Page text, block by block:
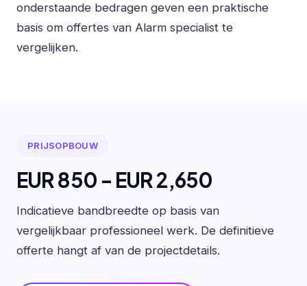
onderstaande bedragen geven een praktische
basis om offertes van Alarm specialist te
vergelijken.
PRIJSOPBOUW
EUR 850 - EUR 2,650
Indicatieve bandbreedte op basis van
vergelijkbaar professioneel werk. De definitieve
offerte hangt af van de projectdetails.